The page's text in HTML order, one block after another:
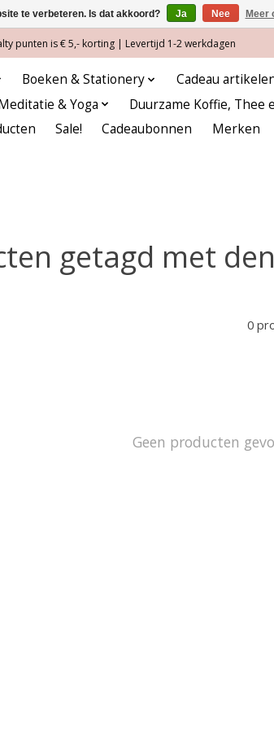
punten is € 5,- korting | Levertijd 1-2 werkdagen
Boeken & Stationery Cadeau
& Yoga Duurzame Koffie, Thee
Sale! Cadeaubonnen Merken
getagd met den
0
Geen producten
te verbeteren. Is dat akkoord? Ja Nee Meer